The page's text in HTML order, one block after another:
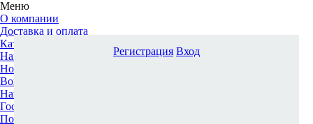
Меню
О компании
Доставка и оплата
Каталог
Наши офисы
Новости и новинки
Вопрос-ответ
Наша команда
Гос. заказчикам
Поставщикам
Регистрация Вход